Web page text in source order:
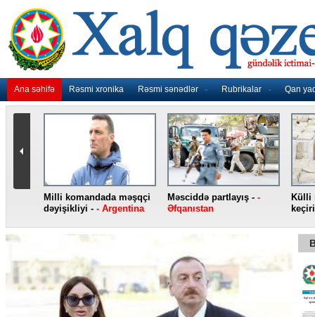
Ana səhifə Rəsmi xronika Rəsmi sənədlər Rubrikalar Qan
Milli komandada məşqçi
dəyişikliyi - - Argentina
Məsciddə partlayış - -
Əfqanıstan
Külli